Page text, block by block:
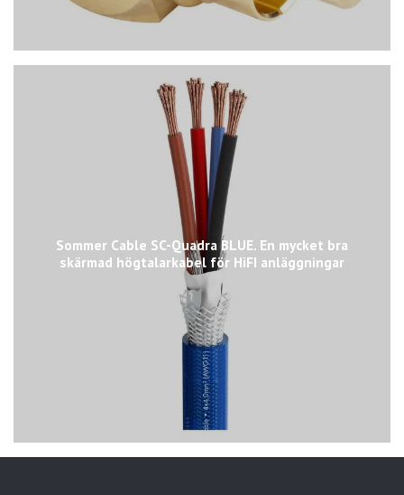
Sommer Cable SC-Quadra BLUE. En mycket bra
skärmad högtalarkabel för HiFI anläggningar